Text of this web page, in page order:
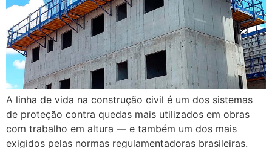
A linha de vida na construção civil é um dos sistemas
de proteção contra quedas mais utilizados em obras
com trabalho em altura — e também um dos mais
exigidos pelas normas regulamentadoras brasileiras.